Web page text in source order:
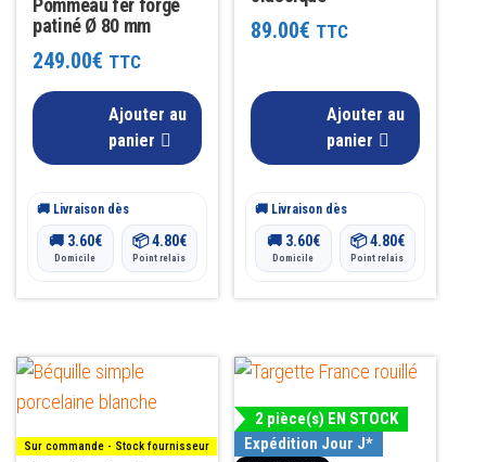
Pommeau fer forgé
patiné Ø 80 mm
249.00€ TTC
Ajouter au
panier
🚚 Livraison dès
🚚 3.60€
Domicile
📦4.80€
Point relais
89.00€ TTC
Ajouter au
panier
🚚 Livraison dès
🚚 3.60€
Domicile
📦4.80€
Point relais
Sur commande - Stock fournisseur
2 pièce(s) EN STOCK
Expédition Jour J*